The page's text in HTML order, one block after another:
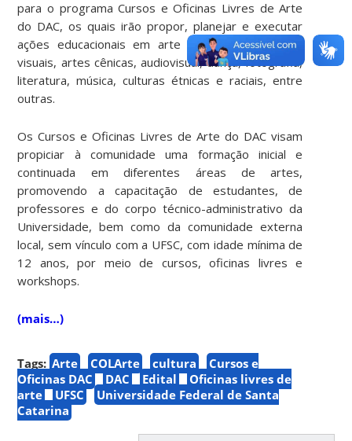
para o programa Cursos e Oficinas Livres de Arte
do DAC, os quais irão propor, planejar e executar
ações educacionais em arte nas áreas de artes
visuais, artes cênicas, audiovisual, dança, fotografia,
literatura, música, culturas étnicas e raciais, entre
outras.
Os Cursos e Oficinas Livres de Arte do DAC visam
propiciar à comunidade uma formação inicial e
continuada em diferentes áreas de artes,
promovendo a capacitação de estudantes, de
professores e do corpo técnico-administrativo da
Universidade, bem como da comunidade externa
local, sem vínculo com a UFSC, com idade mínima de
12 anos, por meio de cursos, oficinas livres e
workshops.
(mais…)
Tags: Arte COLArte cultura
Cursos e
Oficinas DAC
DAC Edital
Oficinas livres de
arte
UFSC
Universidade Federal de Santa
Catarina